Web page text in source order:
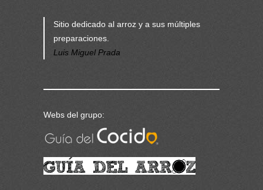
Sitio dedicado al arroz y a sus múltiples
preparaciones.
Luis Miguel Prada
Webs del grupo: